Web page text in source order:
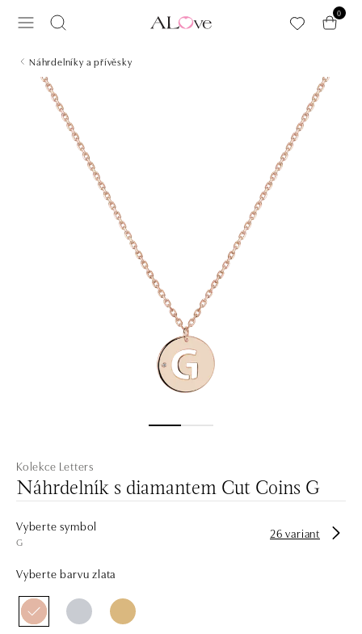
0
Náhrdelníky a přívěsky
Kolekce Letters
Náhrdelník s diamantem Cut Coins G
Vyberte symbol
G
26 variant
Vyberte barvu zlata